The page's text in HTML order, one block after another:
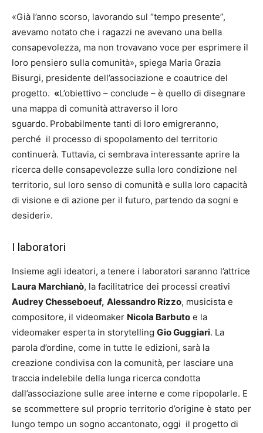
«Già l’anno scorso, lavorando sul “tempo presente”,
avevamo notato che i ragazzi ne avevano una bella
consapevolezza, ma non trovavano voce per esprimere il
loro pensiero sulla comunità», spiega Maria Grazia
Bisurgi, presidente dell’associazione e coautrice del
progetto. «L’obiettivo – conclude – è quello di disegnare
una mappa di comunità attraverso il loro
sguardo. Probabilmente tanti di loro emigreranno,
perché il processo di spopolamento del territorio
continuerà. Tuttavia, ci sembrava interessante aprire la
ricerca delle consapevolezze sulla loro condizione nel
territorio, sul loro senso di comunità e sulla loro capacità
di visione e di azione per il futuro, partendo da sogni e
desideri».
I laboratori
Insieme agli ideatori, a tenere i laboratori saranno l’attrice
Laura Marchianò, la facilitatrice dei processi creativi
Audrey Chesseboeuf, Alessandro Rizzo, musicista e
compositore, il videomaker Nicola Barbuto e la
videomaker esperta in storytelling Gio Guggiari. La
parola d’ordine, come in tutte le edizioni, sarà la
creazione condivisa con la comunità, per lasciare una
traccia indelebile della lunga ricerca condotta
dall’associazione sulle aree interne e come ripopolarle. E
se scommettere sul proprio territorio d’origine è stato per
lungo tempo un sogno accantonato, oggi il progetto di